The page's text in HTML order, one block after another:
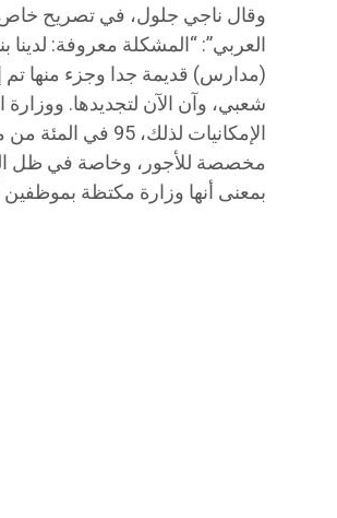
وقال ناجي جلول، في تصريح خاص
العربي”: “المشكلة معروفة: لدينا
(مدارس) قديمة جدا وجزء منها تم
شعبي، وآن الآن لتجديدها. ووزارة
الإمكانيات لذلك، 95 في
مخصصة للأجور، وخاصة في ظل
بمعنى أنها وزارة مكتظة بموظفين